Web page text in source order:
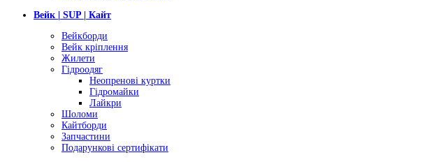
Вейк | SUP | Кайт
Вейкборди
Вейк кріплення
Жилети
Гідроодяг
Неопренові куртки
Гідромайки
Лайкри
Шоломи
Кайтборди
Запчастини
Подарункові сертифікати